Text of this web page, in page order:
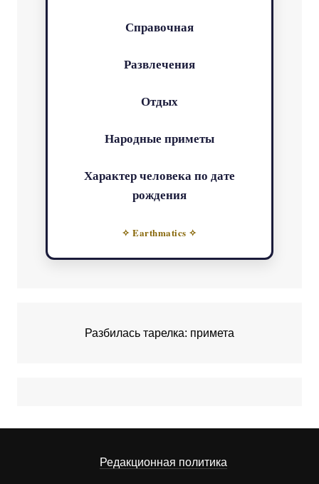
Справочная
Развлечения
Отдых
Народные приметы
Характер человека по дате
рождения
✧ Earthmatics ✧
Разбилась тарелка: примета
Редакционная политика